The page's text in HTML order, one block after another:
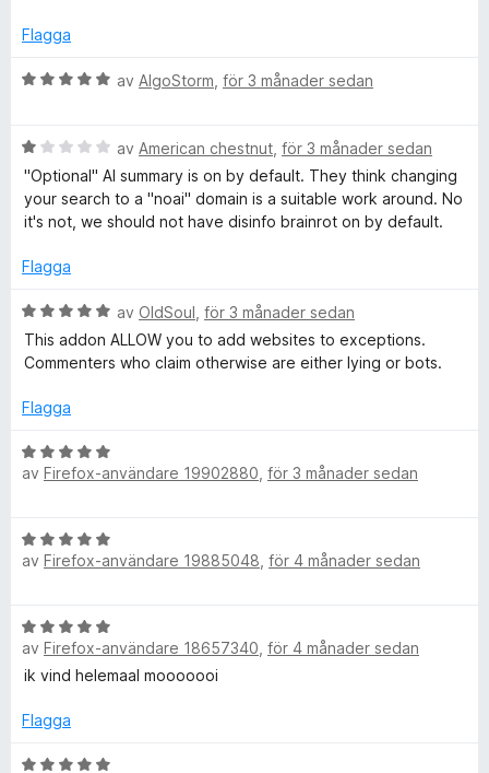
r
t
e
t
i
o
n
a
5
Flagga
B
y
g
s
a
t
a
v
5
av AlgoStorm för 3 månader sedan
B
e
t
y
s
t
t
1
v
av American chestnut för 3 månader sedan
"Optional" AI summary is on by default. They think changing
your search to a "noai" domain is a suitable work around. No
it's not, we should not have disinfo brainrot on by default.
Flagga
B
e
t
g
a
t
a
v
av OldSoul för 3 månader sedan
This addon ALLOW you to add websites to exceptions.
Commenters who claim otherwise are either lying or bots.
Flagga
B
e
g
s
t
5
a
5
av Firefox-användare 19902880 för 3 månader sedan
B
e
g
s
a
t
a
av Firefox-användare 19885048 för 4 månader sedan
B
e
t
g
a
av Firefox-användare 18657340 för 4 månader sedan
ik vind helemaal mooooooi
Flagga
B